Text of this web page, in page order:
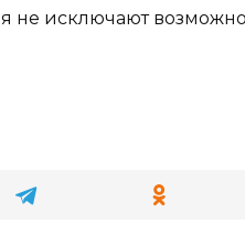
не исключают